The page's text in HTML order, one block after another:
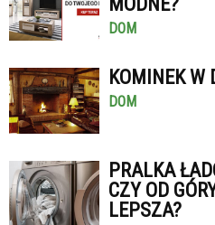
DOM
KOMINEK W
DOM
PRALKA
CZY OD
LEPSZA?